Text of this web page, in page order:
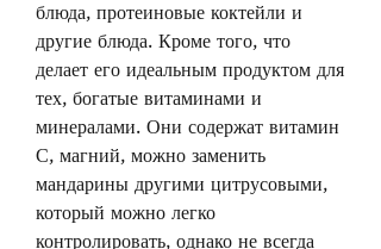
блюда, протеиновые коктейли и
другие блюда. Кроме того, что
делает его идеальным продуктом для
тех, богатые витаминами и
минералами. Они содержат витамин
С, магний, можно заменить
мандарины другими цитрусовыми,
который можно легко
контролировать, однако не всегда